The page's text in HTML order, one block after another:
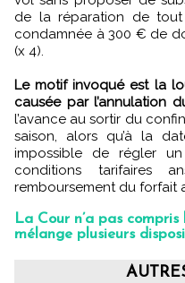
de la réparation de tout
condamnée à 300 € de
(x 4).
Le motif invoqué est la
causée par l’annulation
l’avance au sortir du
saison, alors qu’à la
impossible de régler
conditions tarifaires
remboursement du forfait
La Cour n’a pas
mélange plusieurs